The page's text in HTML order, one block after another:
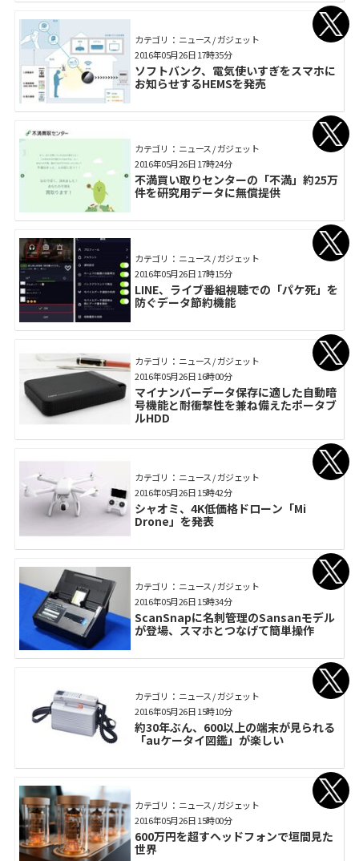
カテゴリ： ニュース / ガジェット
ソフトバンク、電気使いすぎをスマホに
お知らせするHEMSを発売
2016年05月26日 17時35分
カテゴリ： ニュース / ガジェット
不満買い取りセンターの「不満」約25万
件を研究用データに無償提供
2016年05月26日 17時24分
カテゴリ： ニュース / ガジェット
LINE、ライブ番組視聴での「パケ死」を
防ぐデータ節約機能
2016年05月26日 17時15分
カテゴリ： ニュース / ガジェット
マイナンバーデータ保存に適した自動暗
号機能と耐衝撃性を兼ね備えたポータブ
ルHDD
2016年05月26日 16時00分
カテゴリ： ニュース / ガジェット
シャオミ、4K低価格ドローン「Mi
Drone」を発表
2016年05月26日 15時42分
カテゴリ： ニュース / ガジェット
ScanSnapに名刺管理のSansanモデル
が登場、スマホとつなげて簡単操作
2016年05月26日 15時34分
カテゴリ： ニュース / ガジェット
約30年ぶん、600以上の端末が見られる
「auケータイ図鑑」が楽しい
2016年05月26日 15時10分
カテゴリ： ニュース / ガジェット
600万円を超すヘッドフォンで垣間見た
世界
2016年05月26日 15時00分